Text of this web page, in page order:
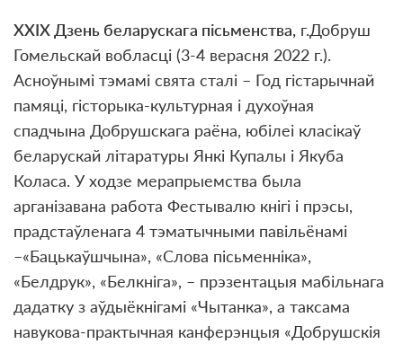
XXIX Дзень беларускага пісьменства, г.Добруш
Гомельскай вобласці (3-4 верасня 2022 г.).
Асноўнымі тэмамі свята сталі – Год гістарычнай
памяці, гісторыка-культурная і духоўная
спадчына Добрушскага раёна, юбілеі класікаў
беларускай літаратуры Янкі Купалы і Якуба
Коласа. У ходзе мерапрыемства была
арганізавана работа Фестывалю кнігі і прэсы,
прадстаўленага 4 тэматычными павільёнамі
–«Бацькаўшчына», «Слова пісьменніка»,
«Белдрук», «Белкніга», – прэзентацыя мабільнага
дадатку з аўдыёкнігамі «Чытанка», а таксама
навукова-практычная канферэнцыя «Добрушскія